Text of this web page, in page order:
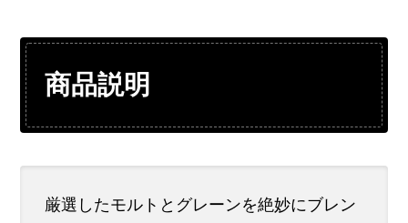
商品説明
厳選したモルトとグレーンを絶妙にブレン